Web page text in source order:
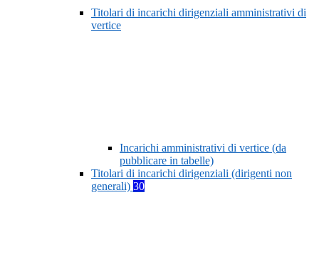
Titolari di incarichi dirigenziali amministrativi di
vertice
Incarichi amministrativi di vertice (da
pubblicare in tabelle)
Titolari di incarichi dirigenziali (dirigenti non
generali) 30